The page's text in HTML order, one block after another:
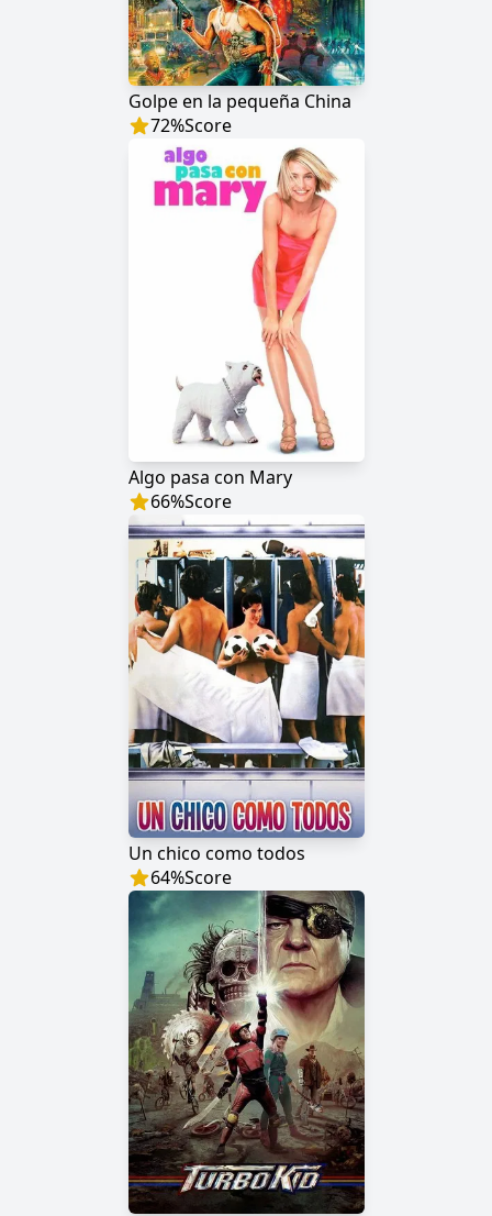
Golpe en la pequeña China
72%Score
Algo pasa con Mary
66%Score
Un chico como todos
64%Score